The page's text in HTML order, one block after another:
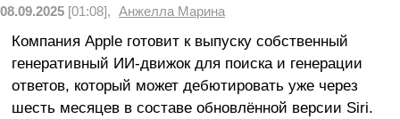
08.09.2025 [01:08], Анжелла Марина
Компания Apple готовит к выпуску собственный
генеративный ИИ-движок для поиска и генерации
ответов, который может дебютировать уже через
шесть месяцев в составе обновлённой версии Siri.